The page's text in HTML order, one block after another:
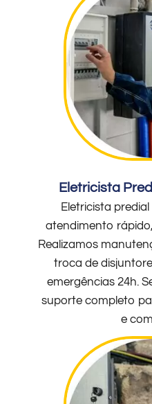
Eletricista
Eletricista
atendimento
Realizamos
troca de
emergências 24h.
suporte completo
e